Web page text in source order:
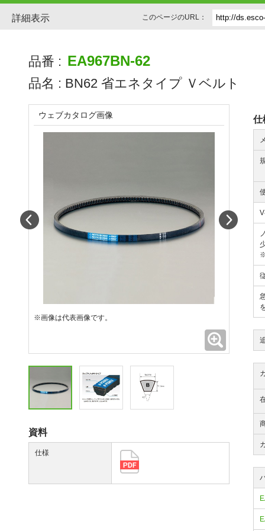
詳細表示 このページのURL：
品番 : EA967BN-62
品名 : BN62 省エネタイプ Ｖベルト
仕
ウェブカタログ画像
※画像は代表画像です。
資料
仕様